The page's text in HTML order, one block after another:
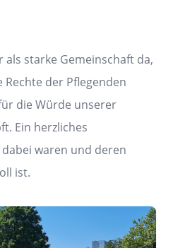
starke Gemeinschaft da,
der Pflegenden
die Würde unserer
Ein herzliches
waren und deren
ist.